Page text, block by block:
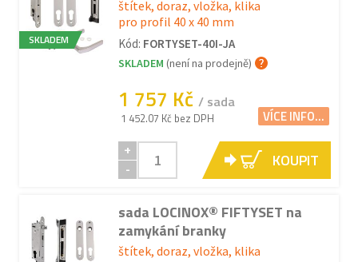
SKLADEM
štítek, doraz, vložka, klika
pro profil 40 x 40 mm
Kód: FORTYSET-40I-JA
SKLADEM (není na prodejně)
1 757 Kč / sada
1 452.07 Kč bez DPH VÍCE INFO...
+
-
KOUPIT
sada LOCINOX® FIFTYSET na
zamykání branky
štítek, doraz, vložka, klika